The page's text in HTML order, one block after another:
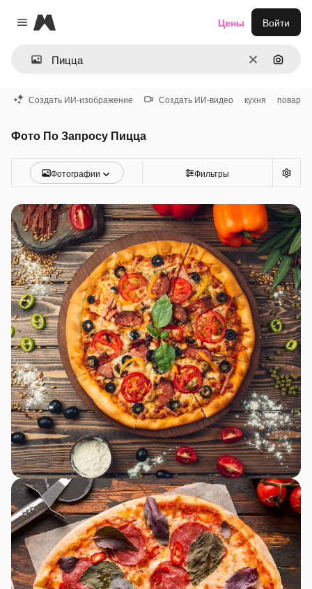
Close menu
Magnific
ОчиститьПоиск
Цены Войти
Создать ИИ-изображение Создать ИИ-видео кухня повар
Фото По Запросу Пицца
Фотографии Фильтры